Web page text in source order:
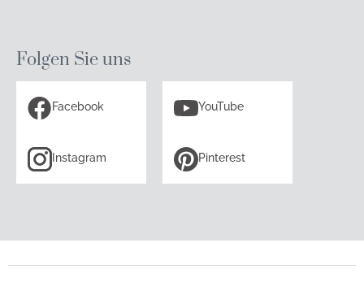
Folgen Sie uns
Facebook YouTube
Instagram Pinterest